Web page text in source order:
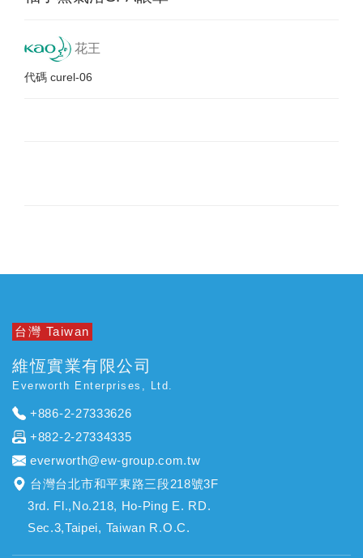
花王
代碼 curel-06
台灣 Taiwan
維恆實業有限公司
Everworth Enterprises, Ltd.
+886-2-27333626
+882-2-27334335
everworth@ew-group.com.tw
台灣台北市和平東路三段218號3F
3rd. Fl.,No.218, Ho-Ping E. RD.
Sec.3,Taipei, Taiwan R.O.C.